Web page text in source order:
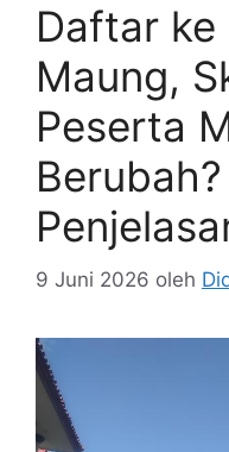
Daftar ke
Maung,
Peserta
9 Juni 2026 oleh